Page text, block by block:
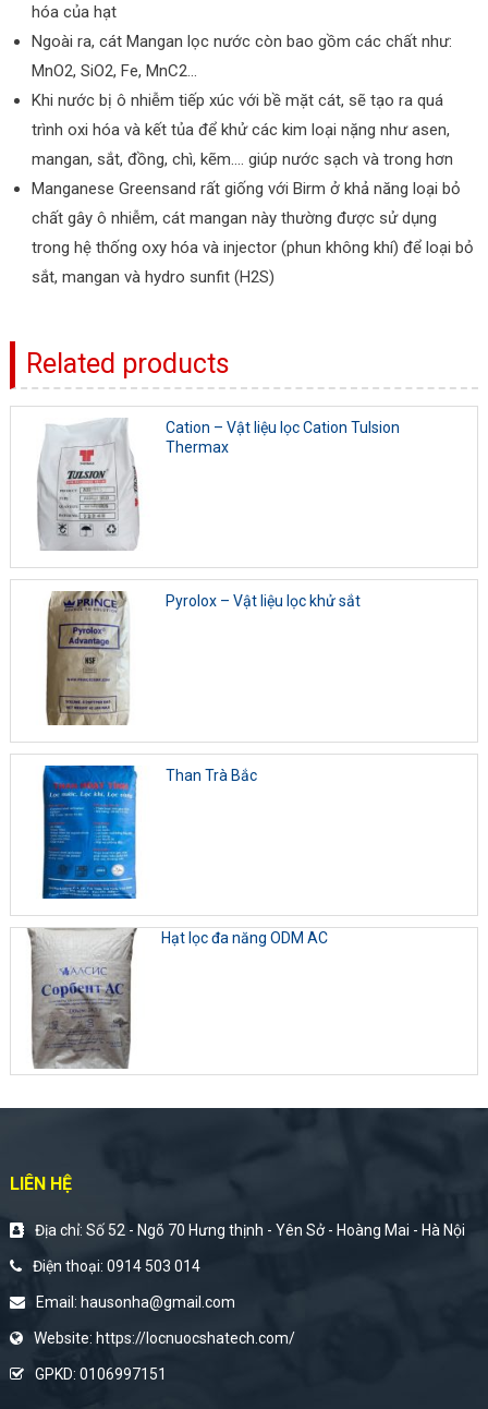
hóa của hạt
Ngoài ra, cát Mangan lọc nước còn bao gồm các chất như:
MnO2, SiO2, Fe, MnC2…
Khi nước bị ô nhiễm tiếp xúc với bề mặt cát, sẽ tạo ra quá
trình oxi hóa và kết tủa để khử các kim loại nặng như asen,
mangan, sắt, đồng, chì, kẽm…. giúp nước sạch và trong hơn
Manganese Greensand rất giống với Birm ở khả năng loại bỏ
chất gây ô nhiễm, cát mangan này thường được sử dụng
trong hệ thống oxy hóa và injector (phun không khí) để loại bỏ
sắt, mangan và hydro sunfit (H2S)
Related products
Cation – Vật liệu lọc Cation Tulsion
Thermax
Pyrolox – Vật liệu lọc khử sắt
Than Trà Bắc
Hạt lọc đa năng ODM AC
LIÊN HỆ
Địa chỉ: Số 52 - Ngõ 70 Hưng thịnh - Yên Sở - Hoàng Mai - Hà Nội
Điện thoại:0914 503 014
Email: hausonha@gmail.com
Website: https://locnuocshatech.com/
GPKD: 0106997151